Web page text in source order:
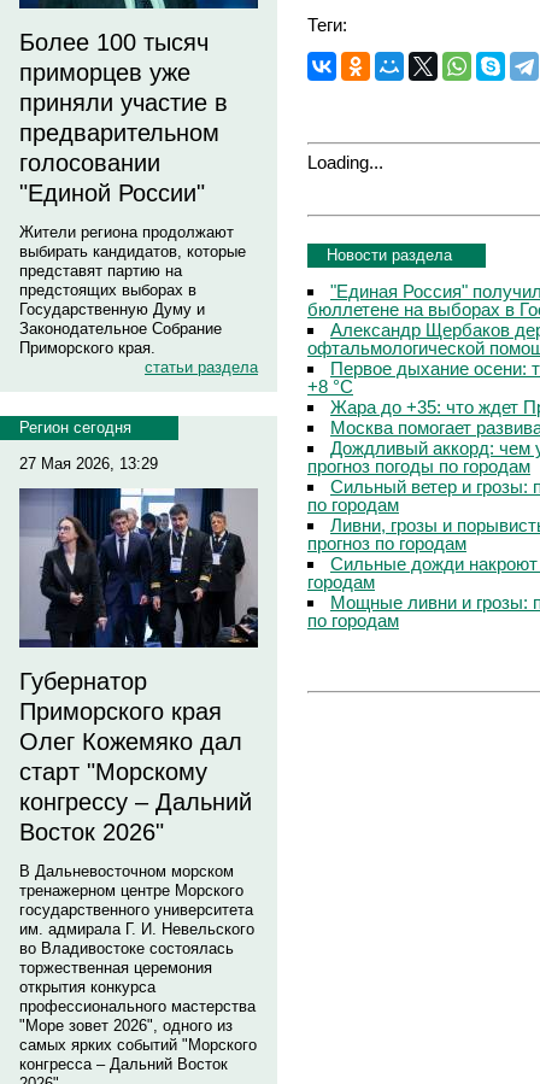
Более 100 тысяч
приморцев уже
приняли участие в
предварительном
голосовании
"Единой России"
Жители региона продолжают
выбирать кандидатов, которые
представят партию на
предстоящих выборах в
Государственную Думу и
Законодательное Собрание
Приморского края.
статьи раздела
Регион сегодня
27 Мая 2026, 13:29
Губернатор
Приморского края
Олег Кожемяко дал
старт "Морскому
конгрессу – Дальний
Восток 2026"
В Дальневосточном морском
тренажерном центре Морского
государственного университета
им. адмирала Г. И. Невельского
во Владивостоке состоялась
торжественная церемония
открытия конкурса
профессионального мастерства
"Море зовет 2026", одного из
самых ярких событий "Морского
конгресса – Дальний Восток
Теги:
Loading...
Новости раздела
"Единая Россия"
бюллетене на выборах в
Александр Щербаков
офтальмологической
Первое дыхание осени:
+8 °C
Жара до +35: что ждет
Москва помогает
Дождливый аккорд: чем
прогноз погоды по городам
Сильный ветер и грозы:
по городам
Ливни, грозы и
прогноз по городам
Сильные дожди
городам
Мощные ливни и грозы:
по городам